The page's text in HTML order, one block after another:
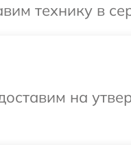
технику в
на